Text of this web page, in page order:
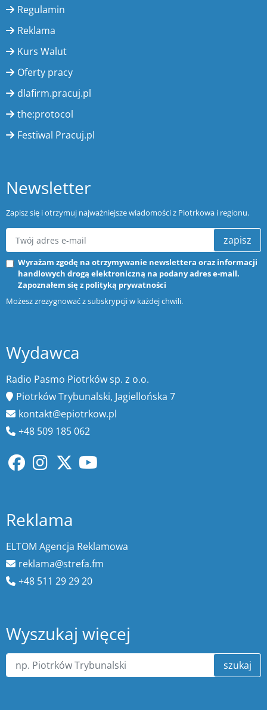
Regulamin
Reklama
Kurs Walut
Oferty pracy
dlafirm.pracuj.pl
the:protocol
Festiwal Pracuj.pl
Newsletter
Zapisz się i otrzymuj najważniejsze wiadomości z Piotrkowa i regionu.
zapisz
Wyrażam zgodę na otrzymywanie newslettera oraz informacji
handlowych drogą elektroniczną na podany adres e-mail.
Zapoznałem się z polityką prywatności
Możesz zrezygnować z subskrypcji w każdej chwili.
Wydawca
Radio Pasmo Piotrków sp. z o.o.
Piotrków Trybunalski, Jagiellońska 7
kontakt@epiotrkow.pl
+48 509 185 062
Reklama
ELTOM Agencja Reklamowa
reklama@strefa.fm
+48 511 29 29 20
Wyszukaj więcej
szukaj